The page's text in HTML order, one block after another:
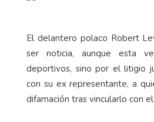
El delantero polaco Robert
ser noticia, aunque esta
deportivos, sino por el litigio
con su ex representante, a
difamación tras vincularlo con